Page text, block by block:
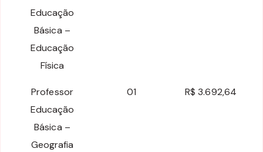
Educação
Básica –
Educação
Física
Professor
Educação
Básica –
Geografia
01 R$ 3.692,64